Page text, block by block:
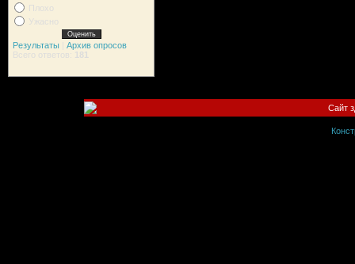
Плохо
Ужасно
Результаты | Архив опросов
Всего ответов: 181
Сайт